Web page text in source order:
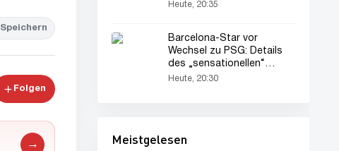
Speichern
Folgen
→
Heute, 20:35
Barcelona-Star vor
Wechsel zu PSG: Details
des „sensationellen“
Transfers!
Heute, 20:30
Meistgelesen